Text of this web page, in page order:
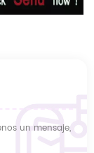
un mensaje,